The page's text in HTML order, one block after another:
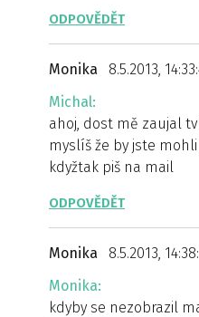
ODPOVĚDĚT
Monika
8.5.2013,
Michal:
ahoj, dost mě zaujal
myslíš že by jste
kdyžtak piš na mail
ODPOVĚDĚT
Monika
8.5.2013,
Monika:
kdyby se nezobrazil